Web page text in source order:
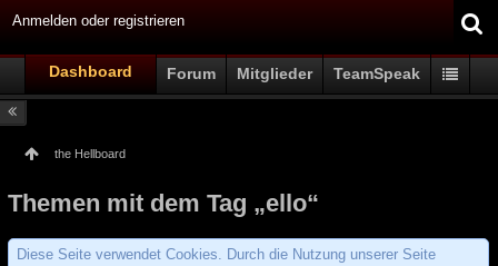
Anmelden oder registrieren
Dashboard Forum Mitglieder TeamSpeak
the Hellboard
Themen mit dem Tag „ello“
Diese Seite verwendet Cookies. Durch die Nutzung unserer Seite